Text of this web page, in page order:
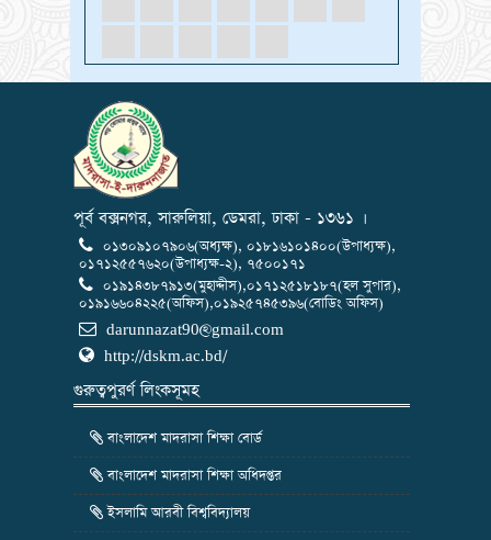
পূর্ব বক্সনগর, সারুলিয়া, ডেমরা, ঢাকা - ১৩৬১ ।
০১৩০৯১০৭৯০৬(অধ্যক্ষ), ০১৮১৬১০১৪০০(উপাধ্যক্ষ),
০১৭১২৫৫৭৬২০(উপাধ্যক্ষ-২), ৭৫০০১৭১
০১৯১৪৩৮৭৯১৩(মুহাদ্দীস),০১৭১২৫১৮১৮৭(হল সুপার),
০১৯১৬৬০৪২২৫(অফিস),০১৯২৫৭৪৫৩৯৬(বোডিং অফিস)
darunnazat90@gmail.com
http://dskm.ac.bd/
গুরুত্বপুরর্ণ লিংকসূমহ
বাংলাদেশ মাদরাসা শিক্ষা বোর্ড
বাংলাদেশ মাদরাসা শিক্ষা অধিদপ্তর
ইসলামি আরবী বিশ্ববিদ্যালয়